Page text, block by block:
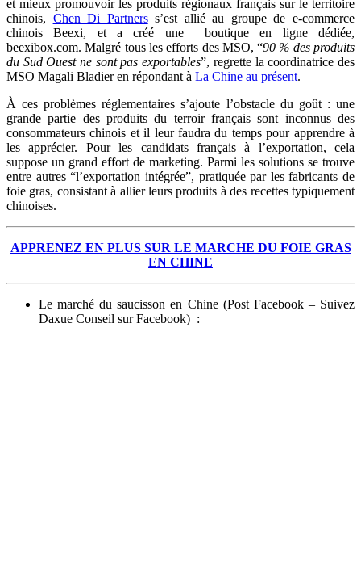
et mieux promouvoir les produits régionaux français sur le territoire
chinois, Chen Di Partnerss’est allié au groupe de e-commerce
chinois Beexi, et a créé une boutique en ligne dédiée,
beexibox.com. Malgré tous les efforts des MSO, “90 % des produits
du Sud Ouest ne sont pas exportables”, regrette la coordinatrice des
MSO Magali Bladier en répondant à La Chine au présent.
À ces problèmes réglementaires s’ajoute l’obstacle du goût : une
grande partie des produits du terroir français sont inconnus des
consommateurs chinois et il leur faudra du temps pour apprendre à
les apprécier. Pour les candidats français à l’exportation, cela
suppose un grand effort de marketing. Parmi les solutions se trouve
entre autres “l’exportation intégrée”, pratiquée par les fabricants de
foie gras, consistant à allier leurs produits à des recettes typiquement
chinoises.
APPRENEZ EN PLUS SUR LE MARCHE DU FOIE GRAS
EN CHINE
Le marché du saucisson en Chine (Post Facebook – Suivez
Daxue Conseil sur Facebook) :